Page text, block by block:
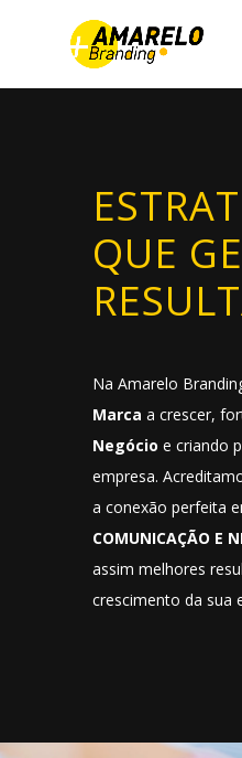
QUE
Na Amarelo
Marca a crescer,
Negócio e criando
empresa.
a conexão perfeita
COMUNICAÇÃO E
assim melhores
crescimento da sua